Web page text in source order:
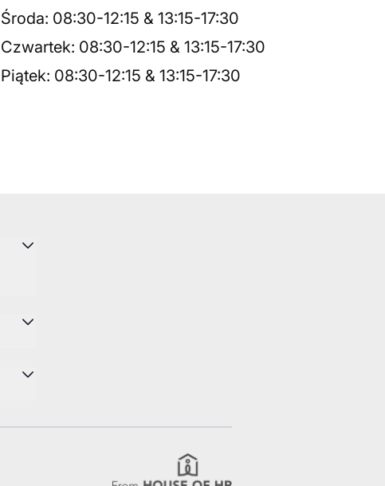
Środa: 08:30-12:15 &13:15-17:30
Czwartek: 08:30-12:15 &13:15-17:30
Piątek: 08:30-12:15 &13:15-17:30